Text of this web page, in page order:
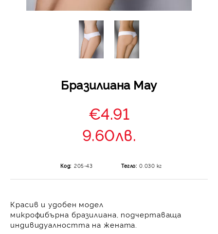
Бразилиана May
€4.91
9.60лв.
Код: 205-43 Тегло: 0.030 кг
Красив и удобен модел
микрофибърна бразилиана, подчертаваща
индивидуалността на жената.